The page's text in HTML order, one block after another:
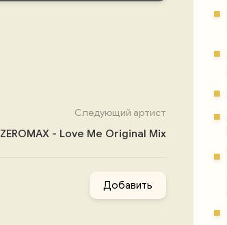
Следующий артист
ZEROMAX - Love Me Original Mix
Добавить